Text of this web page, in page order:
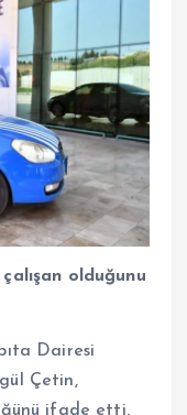
olduğunu
Dairesi
Çetin,
ifade etti.